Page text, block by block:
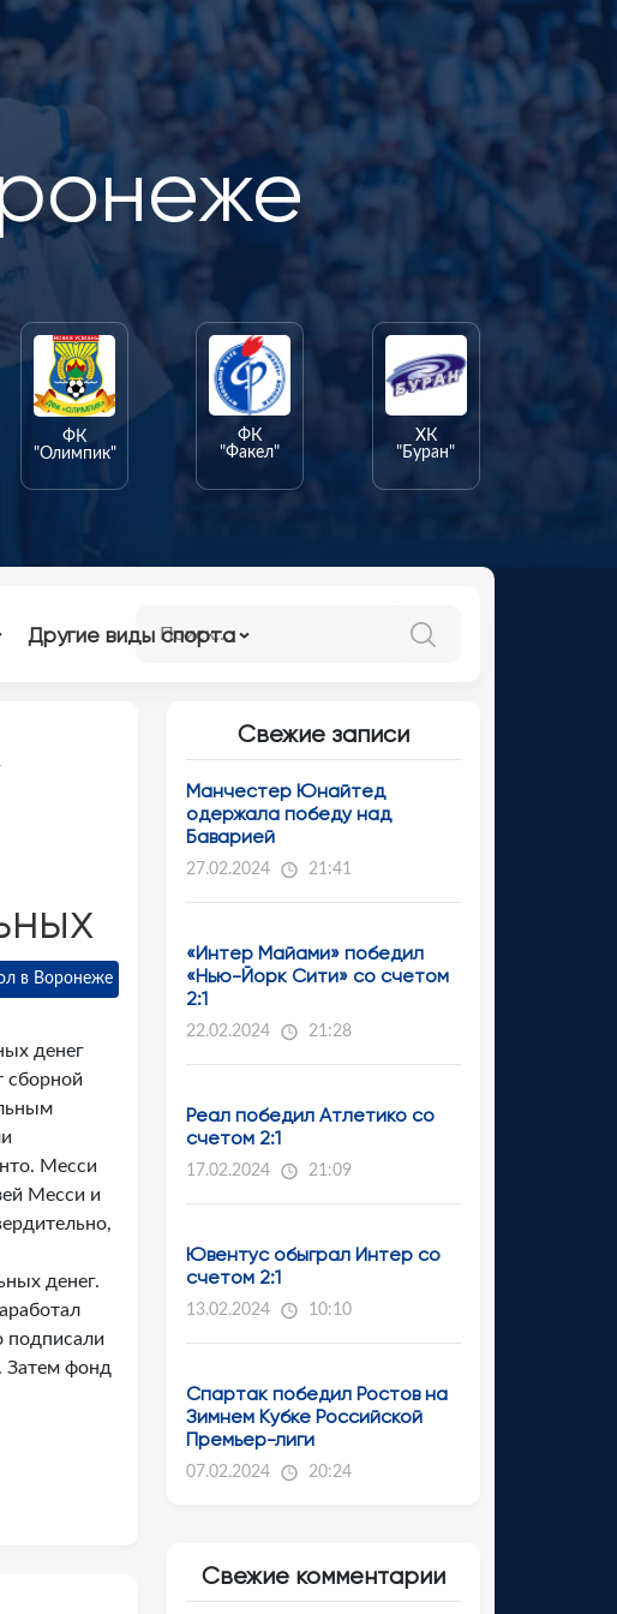
ФК
"Олимпик"
ФК
"Факел"
ХК
"Буран"
Другие виды спорта
в Воронеже
денег
сборной
Месси
Месси и
денег.
подписали
Затем фонд
Свежие записи
Манчестер Юнайтед
одержала победу над
Баварией
27.02.2024 21:41
«Интер Майами» победил
«Нью-Йорк Сити» со счетом
2:1
22.02.2024 21:28
Реал победил Атлетико со
счетом 2:1
17.02.2024 21:09
Ювентус обыграл Интер со
счетом 2:1
13.02.2024 10:10
Спартак победил Ростов на
Зимнем Кубке Российской
Премьер-лиги
07.02.2024 20:24
Свежие комментарии